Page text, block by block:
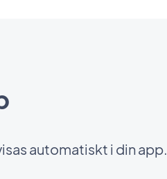
automatiskt i din app.